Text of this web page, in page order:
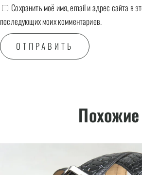
Сохранить моё имя, email и адрес сайта в
последующих моих комментариев.
Похожие